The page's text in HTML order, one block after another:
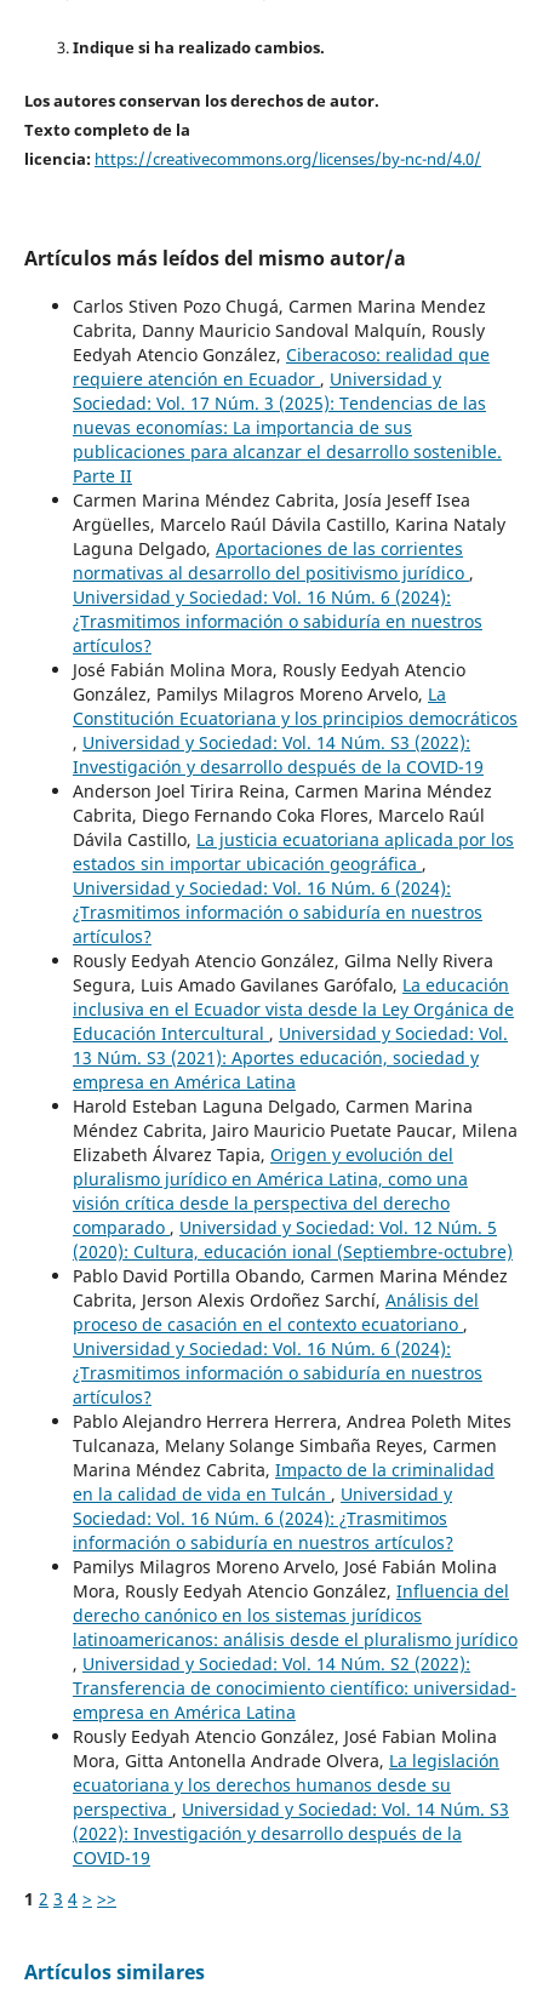
Indique si ha realizado cambios.
Los autores conservan los derechos de autor.
Texto completo de la
licencia: https://creativecommons.org/licenses/by-nc-nd/4.0/
Artículos más leídos del mismo autor/a
Carlos Stiven Pozo Chugá, Carmen Marina Mendez
Cabrita, Danny Mauricio Sandoval Malquín, Rously
Eedyah Atencio González, Ciberacoso: realidad que
requiere atención en Ecuador , Universidad y
Sociedad: Vol. 17 Núm. 3 (2025): Tendencias de las
nuevas economías: La importancia de sus
publicaciones para alcanzar el desarrollo sostenible.
Parte II
Carmen Marina Méndez Cabrita, Josía Jeseff Isea
Argüelles, Marcelo Raúl Dávila Castillo, Karina Nataly
Laguna Delgado, Aportaciones de las corrientes
normativas al desarrollo del positivismo jurídico ,
Universidad y Sociedad: Vol. 16 Núm. 6 (2024):
¿Trasmitimos información o sabiduría en nuestros
artículos?
José Fabián Molina Mora, Rously Eedyah Atencio
González, Pamilys Milagros Moreno Arvelo, La
Constitución Ecuatoriana y los principios democráticos
, Universidad y Sociedad: Vol. 14 Núm. S3 (2022):
Investigación y desarrollo después de la COVID-19
Anderson Joel Tirira Reina, Carmen Marina Méndez
Cabrita, Diego Fernando Coka Flores, Marcelo Raúl
Dávila Castillo, La justicia ecuatoriana aplicada por los
estados sin importar ubicación geográfica ,
Universidad y Sociedad: Vol. 16 Núm. 6 (2024):
¿Trasmitimos información o sabiduría en nuestros
artículos?
Rously Eedyah Atencio González, Gilma Nelly Rivera
Segura, Luis Amado Gavilanes Garófalo, La educación
inclusiva en el Ecuador vista desde la Ley Orgánica de
Educación Intercultural , Universidad y Sociedad: Vol.
13 Núm. S3 (2021): Aportes educación, sociedad y
empresa en América Latina
Harold Esteban Laguna Delgado, Carmen Marina
Méndez Cabrita, Jairo Mauricio Puetate Paucar, Milena
Elizabeth Álvarez Tapia, Origen y evolución del
pluralismo jurídico en América Latina, como una
visión crítica desde la perspectiva del derecho
comparado , Universidad y Sociedad: Vol. 12 Núm. 5
(2020): Cultura, educación ional (Septiembre-octubre)
Pablo David Portilla Obando, Carmen Marina Méndez
Cabrita, Jerson Alexis Ordoñez Sarchí, Análisis del
proceso de casación en el contexto ecuatoriano ,
Universidad y Sociedad: Vol. 16 Núm. 6 (2024):
¿Trasmitimos información o sabiduría en nuestros
artículos?
Pablo Alejandro Herrera Herrera, Andrea Poleth Mites
Tulcanaza, Melany Solange Simbaña Reyes, Carmen
Marina Méndez Cabrita, Impacto de la criminalidad
en la calidad de vida en Tulcán , Universidad y
Sociedad: Vol. 16 Núm. 6 (2024): ¿Trasmitimos
información o sabiduría en nuestros artículos?
Pamilys Milagros Moreno Arvelo, José Fabián Molina
Mora, Rously Eedyah Atencio González, Influencia del
derecho canónico en los sistemas jurídicos
latinoamericanos: análisis desde el pluralismo jurídico
, Universidad y Sociedad: Vol. 14 Núm. S2 (2022):
Transferencia de conocimiento científico: universidad-
empresa en América Latina
Rously Eedyah Atencio González, José Fabian Molina
Mora, Gitta Antonella Andrade Olvera, La legislación
ecuatoriana y los derechos humanos desde su
perspectiva , Universidad y Sociedad: Vol. 14 Núm. S3
(2022): Investigación y desarrollo después de la
COVID-19
1 2 3 4 > >>
Artículos similares